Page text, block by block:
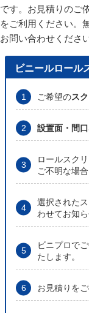
です。お見積りのご
をご利用ください。
お問い合わせください
ビニールロール
ご希望のス
設置面・間
ロールスク
ご不明な場合
選択された
わせてお知ら
ビニプロで
たします。
お見積りをご